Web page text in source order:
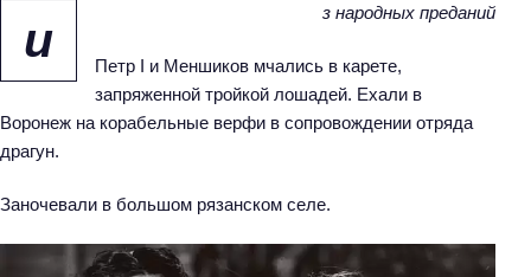
и
з народных преданий
Петр I и Меншиков мчались в карете,
запряженной тройкой лошадей. Ехали в
Воронеж на корабельные верфи в сопровождении отряда
драгун.
Заночевали в большом рязанском селе.